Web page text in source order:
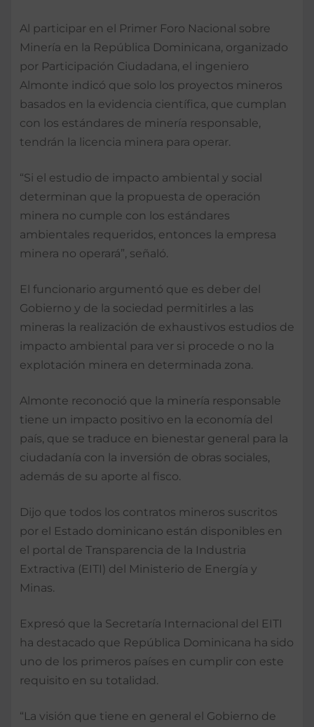
Al participar en el Primer Foro Nacional sobre
Minería en la República Dominicana, organizado
por Participación Ciudadana, el ingeniero
Almonte indicó que solo los proyectos mineros
basados en la evidencia científica, que cumplan
con los estándares de minería responsable,
tendrán la licencia minera para operar.
“Si el estudio de impacto ambiental y social
determinan que la propuesta de operación
minera no cumple con los estándares
ambientales requeridos, entonces la empresa
minera no operará”, señaló.
El funcionario argumentó que es deber del
Gobierno y de la sociedad permitirles a las
mineras la realización de exhaustivos estudios de
impacto ambiental para ver si procede o no la
explotación minera en determinada zona.
Almonte reconoció que la minería responsable
tiene un impacto positivo en la economía del
país, que se traduce en bienestar general para la
ciudadanía con la inversión de obras sociales,
además de su aporte al fisco.
Dijo que todos los contratos mineros suscritos
por el Estado dominicano están disponibles en
el portal de Transparencia de la Industria
Extractiva (EITI) del Ministerio de Energía y
Minas.
Expresó que la Secretaría Internacional del EITI
ha destacado que República Dominicana ha sido
uno de los primeros países en cumplir con este
requisito en su totalidad.
“La visión que tiene en general el Gobierno de